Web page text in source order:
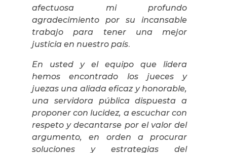
afectuosa mi profundo
agradecimiento por su incansable
trabajo para tener una mejor
justicia en nuestro país.
En usted y el equipo que lidera
hemos encontrado los jueces y
juezas una aliada eficaz y honorable,
una servidora pública dispuesta a
proponer con lucidez, a escuchar con
respeto y decantarse por el valor del
argumento, en orden a procurar
soluciones y estrategias del